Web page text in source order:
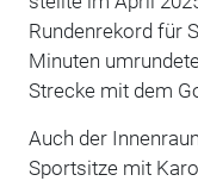
Rundenrekord für
Minuten
Strecke mit dem
Auch der
Sportsitze mit